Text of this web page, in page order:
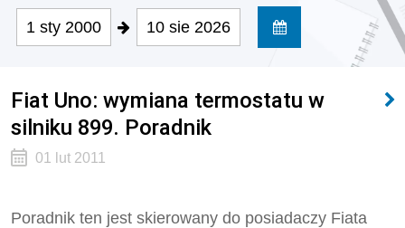
1 sty 2000 10 sie 2026
Fiat Uno: wymiana termostatu w
silniku 899. Poradnik
01 lut 2011
Poradnik ten jest skierowany do posiadaczy Fiata